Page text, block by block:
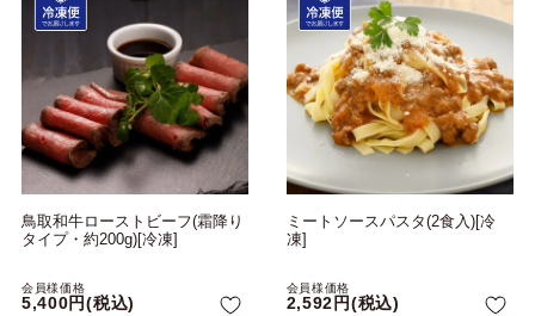
鳥取和牛ローストビーフ(霜降り
タイプ・約200g)[冷凍]
会員様価格
5,400 税込
ミートソースパスタ(2食入)[冷
凍]
会員様価格
2,592 税込